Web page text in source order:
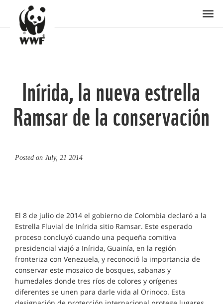
Inírida, la nueva estrella
Ramsar de la conservación
Posted on July, 21 2014
El 8 de julio de 2014 el gobierno de Colombia declaró a la
Estrella Fluvial de Inírida sitio Ramsar. Este esperado
proceso concluyó cuando una pequeña comitiva
presidencial viajó a Inírida, Guainía, en la región
fronteriza con Venezuela, y reconoció la importancia de
conservar este mosaico de bosques, sabanas y
humedales donde tres ríos de colores y orígenes
diferentes se unen para darle vida al Orinoco. Esta